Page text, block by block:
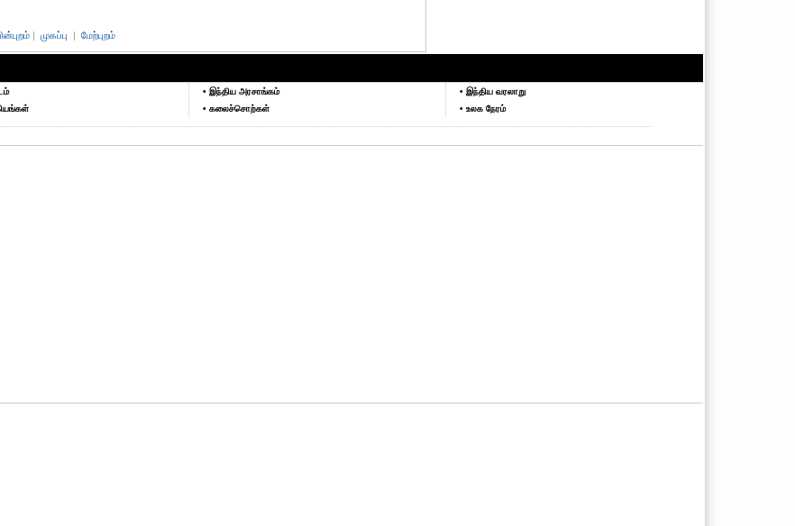
| முகப்பு | மேற்புறம்
• இந்திய அரசாங்கம்
• கலைச்சொற்கள்
• இந்திய வரலாறு
• உலக நேரம்